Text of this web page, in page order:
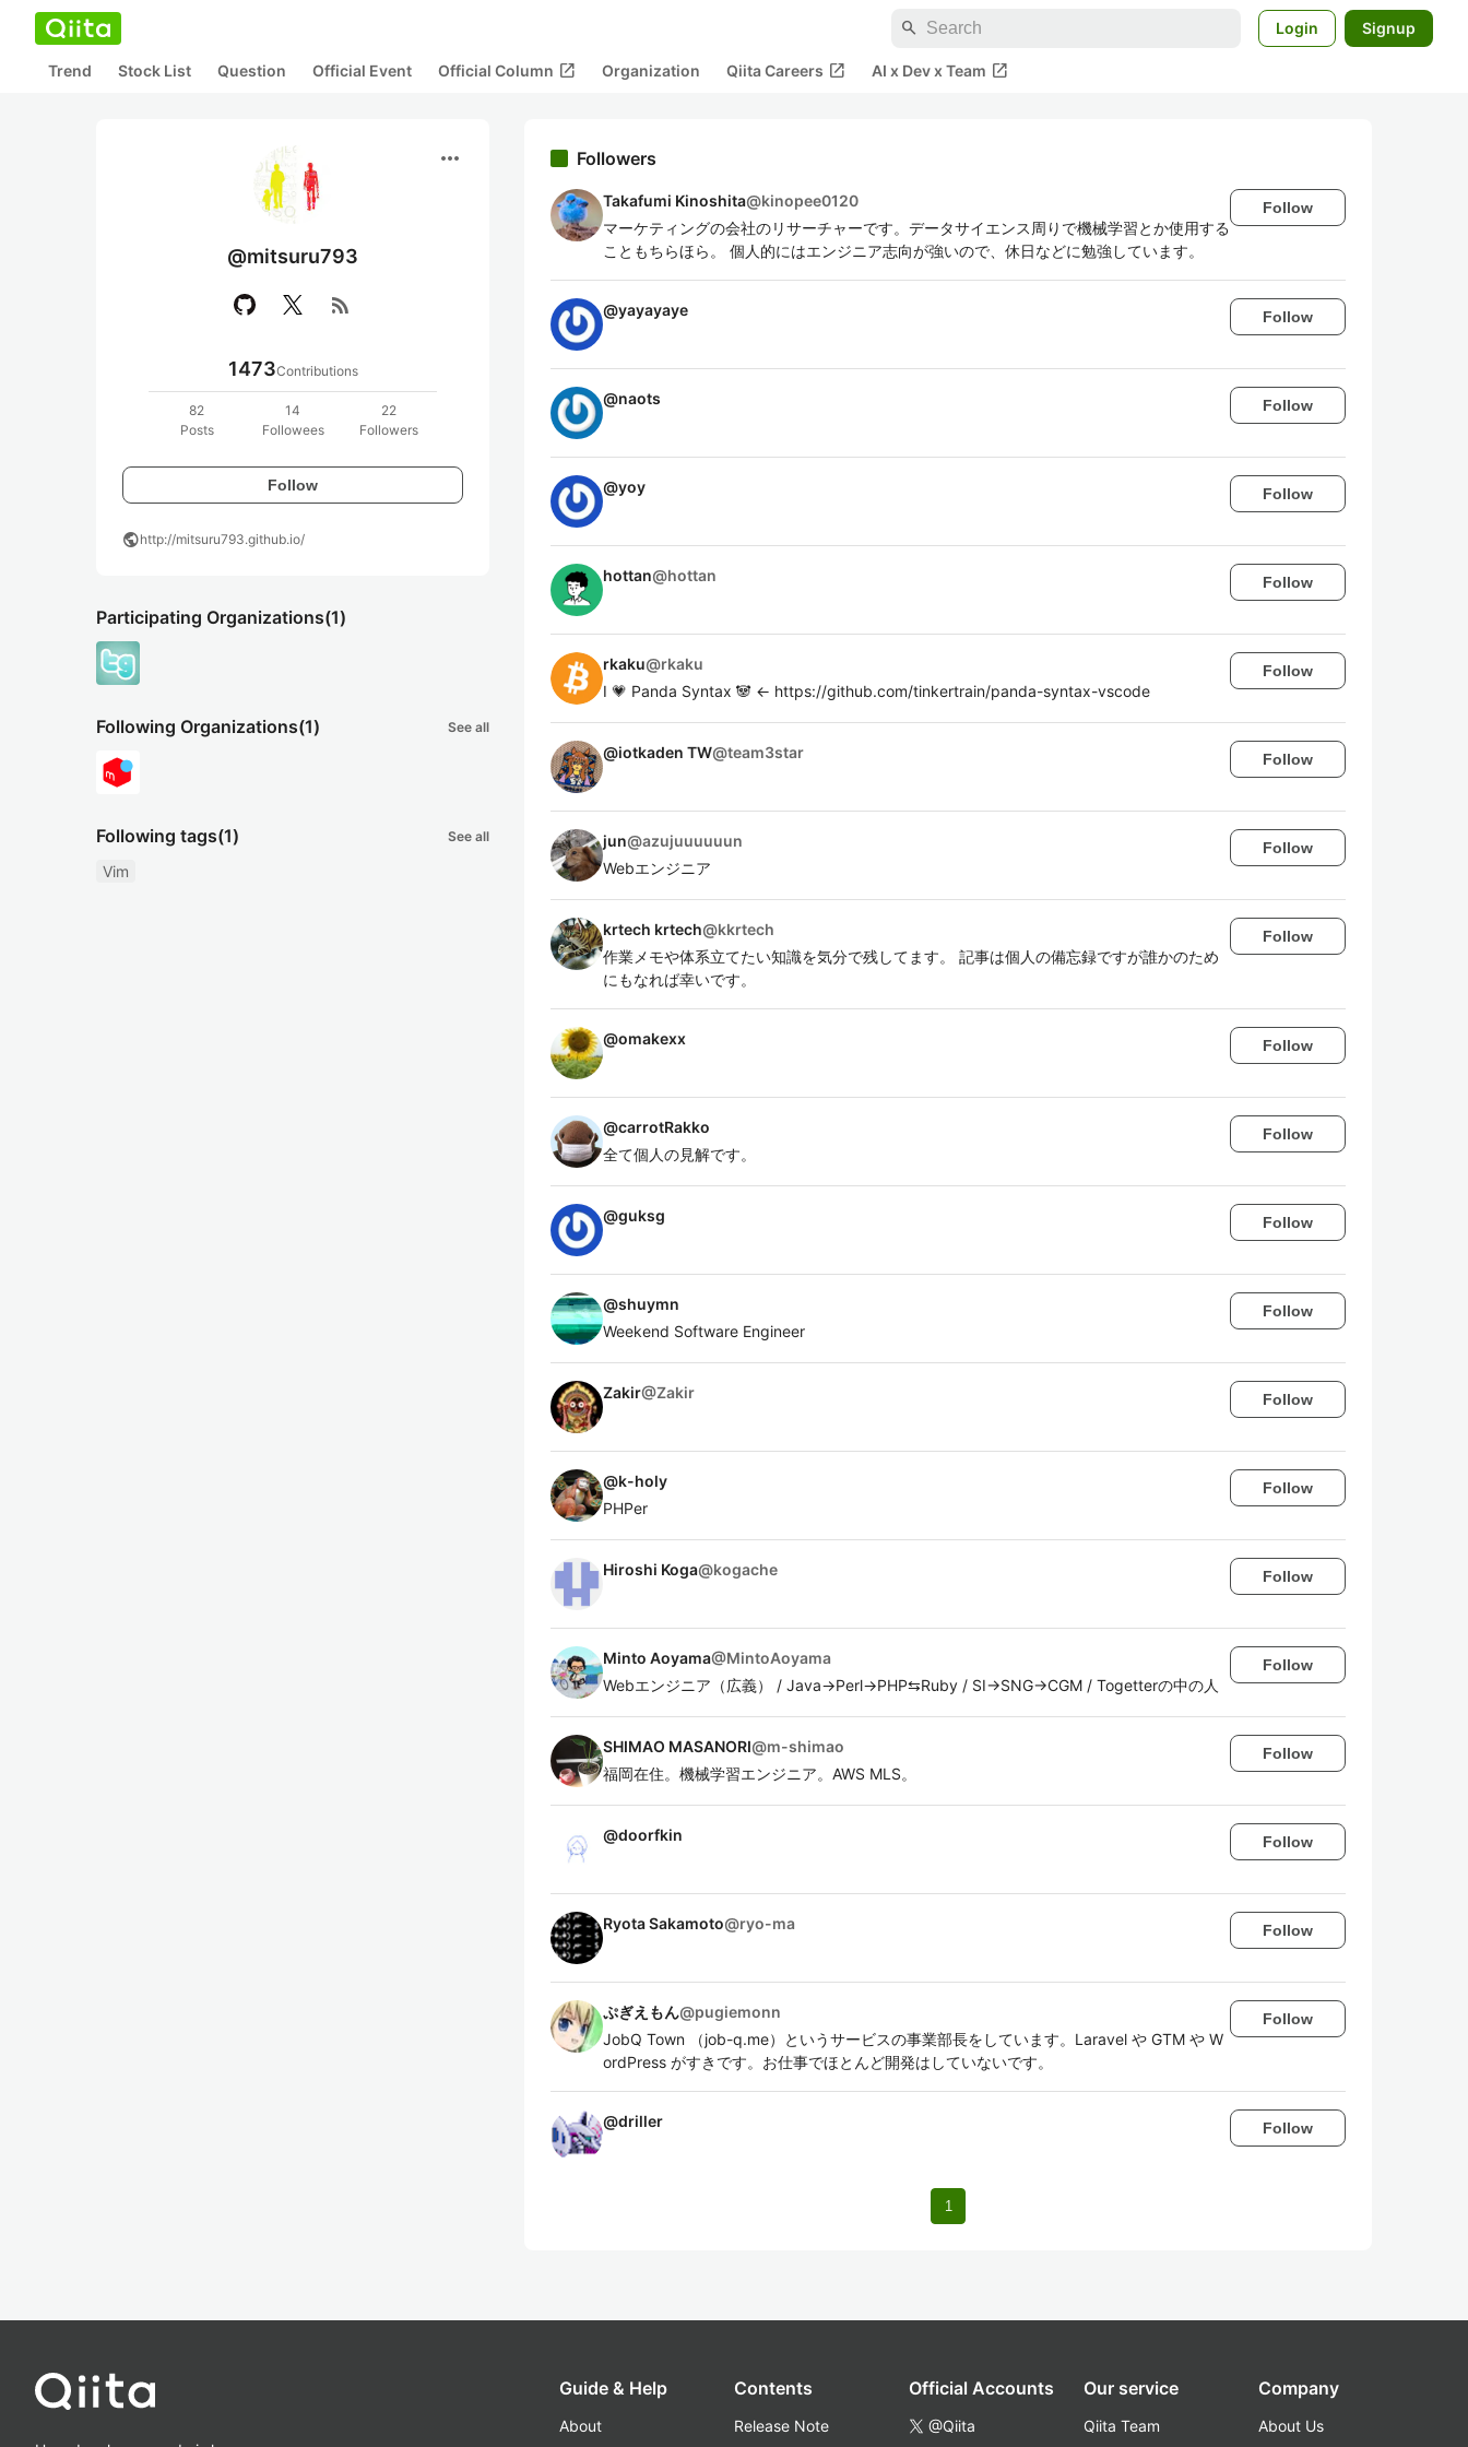
search Login Signup
Trend Stock List Question Official Event Official Column open_in_new Organization Qiita Careers open_in_new AI x Dev x Team open_in_new
more_horiz
@mitsuru793
rss_feed
1473Contributions
82
Posts
14
Followees
22
Followers
Follow
publichttp://mitsuru793.github.io/
Participating Organizations(1)
Following Organizations(1) See all
Following tags(1) See all
Vim
Followers
Takafumi Kinoshita@kinopee0120
マーケティングの会社のリサーチャーです。データサイエンス周りで機械学習とか使用する
こともちらほら。 個人的にはエンジニア志向が強いので、休日などに勉強しています。
Follow
@yayayaye Follow
@naots Follow
@yoy Follow
hottan@hottan Follow
rkaku@rkaku
I 💗 Panda Syntax 🐼 <- https://github.com/tinkertrain/panda-syntax-vscode
Follow
@iotkaden TW@team3star Follow
jun@azujuuuuuun
Webエンジニア
Follow
krtech krtech@kkrtech
作業メモや体系立てたい知識を気分で残してます。 記事は個人の備忘録ですが誰かのため
にもなれば幸いです。
Follow
@omakexx Follow
@carrotRakko
全て個人の見解です。
Follow
@guksg Follow
@shuymn
Weekend Software Engineer
Follow
Zakir@Zakir Follow
@k-holy
PHPer
Follow
Hiroshi Koga@kogache Follow
Minto Aoyama@MintoAoyama
Webエンジニア（広義） / Java→Perl→PHP⇆Ruby / SI→SNG→CGM / Togetterの中の人
Follow
SHIMAO MASANORI@m-shimao
福岡在住。機械学習エンジニア。AWS MLS。
Follow
@doorfkin Follow
Ryota Sakamoto@ryo-ma Follow
ぷぎえもん@pugiemonn
JobQ Town （job-q.me）というサービスの事業部長をしています。Laravel や GTM や W
ordPress がすきです。お仕事でほとんど開発はしていないです。
Follow
@driller Follow
1
Guide & Help
About
Contents
Release Note
Official Accounts
@Qiita
Our service
Qiita Team
Company
About Us